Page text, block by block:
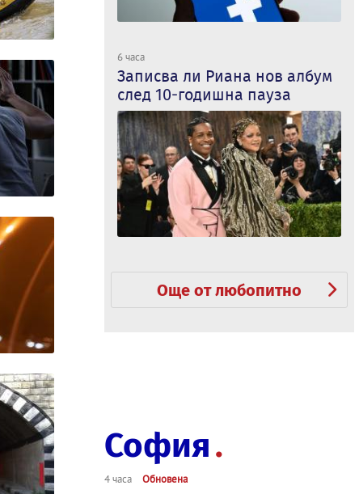
6 часа
Записва ли Риана нов албум
след 10-годишна пауза
Още от любопитно
София
4 часа Обновена